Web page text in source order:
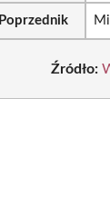
Poprzednik
Źródło: